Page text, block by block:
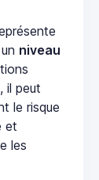
niveau
il peut
le risque
et
les